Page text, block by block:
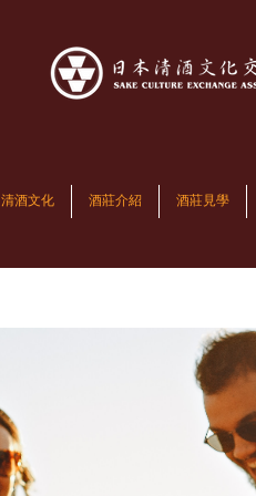
清酒文化 酒莊介紹 酒莊見學